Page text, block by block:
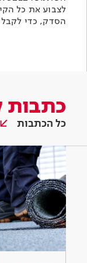
לצבוע את כל
הסדק, כדי
כתבות
כל הכתבות